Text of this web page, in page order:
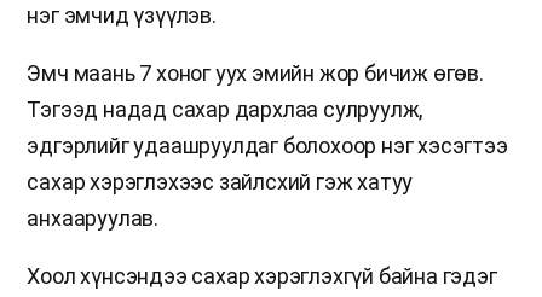
нэг эмчид үзүүлэв.
Эмч маань 7 хоног уух эмийн жор бичиж өгөв.
Тэгээд надад сахар дархлаа сулруулж,
эдгэрлийг удаашруулдаг болохоор нэг хэсэгтээ
сахар хэрэглэхээс зайлсхий гэж хатуу
анхааруулав.
Хоол хүнсэндээ сахар хэрэглэхгүй байна гэдэг